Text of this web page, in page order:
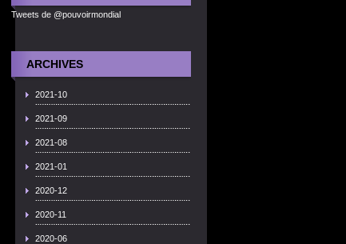
Tweets de @pouvoirmondial
ARCHIVES
2021-10
2021-09
2021-08
2021-01
2020-12
2020-11
2020-06